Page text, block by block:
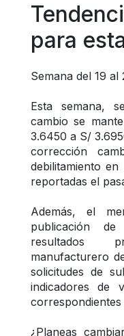
para
Semana del 19
Esta semana,
cambio se
3.6450 a S/
corrección
debilitamiento
reportadas el
Además, el
publicación
resultados
manufacturero
solicitudes de
indicadores de
correspondientes